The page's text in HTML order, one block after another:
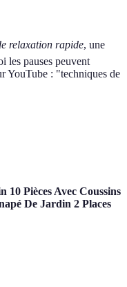
relaxation rapide, une
les pauses peuvent
YouTube : "techniques de
10 Pièces Avec Coussins
De Jardin 2 Places